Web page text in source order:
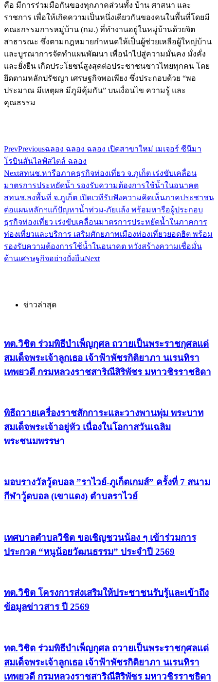
คือ มีการร่วมมือกันของทุกภาคส่วนทั้ง บ้าน ศาสนา และ
ราชการ เพื่อให้เกิดความเป็นหนึ่งเดียวกันของคนในพื้นที่โดยมี
คณะกรรมการหมู่บ้าน (กม.) ที่ทำงานอยู่ในหมู่บ้านด้วยจิต
สาธารณะ ซึ่งตามกฎหมายกำหนดให้เป็นผู้ช่วยเหลือผู้ใหญ่บ้าน
และบูรณาการจัดทำแผนพัฒนา เพื่อนำไปสู่ความมั่นคง มั่งคั่ง
และยั่งยืน เกิดประโยชน์สูงสุดต่อประชาชนชาวไทยทุกคน โดย
ยึดตามหลักปรัชญา เศรษฐกิจพอเพียง ซึ่งประกอบด้วย “พอ
ประมาณ มีเหตุผล มีภูมิคุ้มกัน” บนเงื่อนไข ความรู้ และ
คุณธรรม
PrevPreviousฉลอง ฉลอง ฉลอง เปิดสาขาใหม่ เมเจอร์ ซีนีมา
โรบินสันไลฟ์สไตล์ ฉลอง
Nextสทนช.หารือภาคธุรกิจท่องเที่ยว จ.ภูเก็ต เร่งขับเคลื่อน
มาตรการประหยัดน้ำ รองรับความต้องการใช้น้ำในอนาคต
สทนช.ลงพื้นที่ จ.ภูเก็ต เปิดเวทีรับฟังความคิดเห็นภาคประชาชน
ต่อแผนหลักฯแก้ปัญหาน้ำท่วม-ภัยแล้ง พร้อมหารือผู้ประกอบ
ธุรกิจท่องเที่ยว เร่งขับเคลื่อนมาตรการประหยัดน้ำในภาคการ
ท่องเที่ยวและบริการ เสริมศักยภาพเมืองท่องเที่ยวยอดฮิต พร้อม
รองรับความต้องการใช้น้ำในอนาคต หวังสร้างความเชื่อมั่น
ด้านเศรษฐกิจอย่างยั่งยืนNext
ข่าวล่าสุด
ทต.วิชิต ร่วมพิธีบำเพ็ญกุศล ถวายเป็นพระราชกุศลแด่
สมเด็จพระเจ้าลูกเธอ เจ้าฟ้าพัชรกิติยาภา นเรนทิรา
เทพยวดี กรมหลวงราชสาริณีสิริพัชร มหาวชิรราชธิดา
พิธีถวายเครื่องราชสักการะและวางพานพุ่ม พระบาท
สมเด็จพระเจ้าอยู่หัว เนื่องในโอกาสวันเฉลิม
พระชนมพรรษา
มอบรางวัลวู้ดบอล ”ราไวย์-ภูเก็ตเกมส์” ครั้งที่ 7 สนาม
กีฬาวู้ดบอล (เขาแดง) ตำบลราไวย์
เทศบาลตำบลวิชิต ขอเชิญชวนน้อง ๆ เข้าร่วมการ
ประกวด “หนูน้อยวัฒนธรรม” ประจำปี 2569
ทต.วิชิต โครงการส่งเสริมให้ประชาชนรับรู้และเข้าถึง
ข้อมูลข่าวสาร ปี 2569
ทต.วิชิต ร่วมพิธีบำเพ็ญกุศล ถวายเป็นพระราชกุศลแด่
สมเด็จพระเจ้าลูกเธอ เจ้าฟ้าพัชรกิติยาภา นเรนทิรา
เทพยวดี กรมหลวงราชสาริณีสิริพัชร มหาวชิรราชธิดา